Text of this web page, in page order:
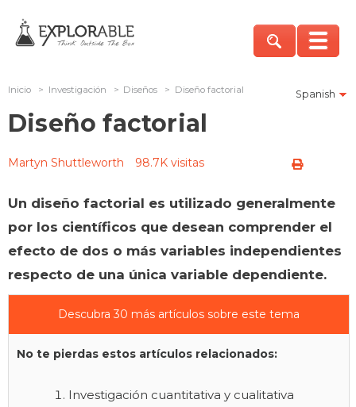
Spanish
Inicio > Investigación > Diseños > Diseño factorial
Diseño factorial
Martyn Shuttleworth 98.7K visitas
Un diseño factorial es utilizado generalmente
por los científicos que desean comprender el
efecto de dos o más variables independientes
respecto de una única variable dependiente.
Descubra 30 más artículos sobre este tema
No te pierdas estos artículos relacionados:
Investigación cuantitativa y cualitativa